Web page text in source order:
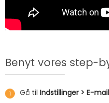
Benyt vores step-
Gå til Indstillinger > E-